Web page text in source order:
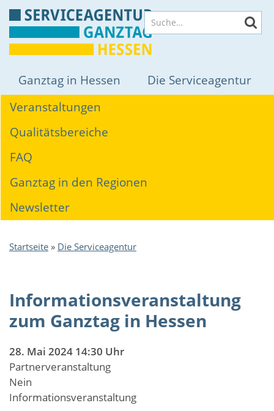
Direkt
zum
Inhalt
Suche
Hauptnavigation
Ganztag in Hessen Die Serviceagentur
Themen
Veranstaltungen
Qualitätsbereiche
FAQ
Ganztag in den Regionen
Newsletter
Pfadnavigation
Startseite Die Serviceagentur
Informationsveranstaltung
zum Ganztag in Hessen
28. Mai 2024 14:30 Uhr
Partnerveranstaltung
Nein
Informationsveranstaltung